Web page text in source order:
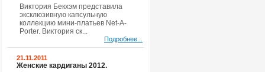
Виктория Бекхэм представила
эксклюзивную капсульную
коллекцию мини-платьев Net-A-
Porter. Виктория ск...
Подробнее...
21.11.2011
Женские кардиганы 2012.